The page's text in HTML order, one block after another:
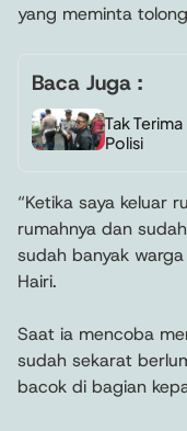
yang meminta
Baca Juga :
Tak
Polisi
“Ketika saya keluar
rumahnya dan
sudah banyak
Hairi.
Saat ia mencoba
sudah sekarat
bacok di bagian